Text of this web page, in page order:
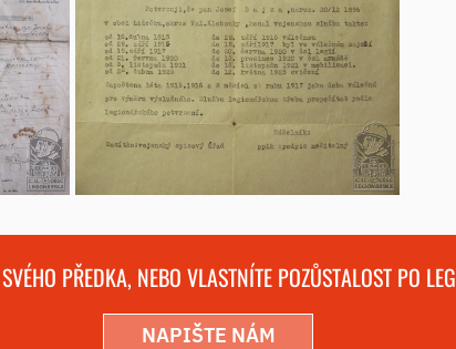
PŘEDKA, NEBO VLASTNÍTE POZŮSTALOST PO
NAPIŠTE NÁM